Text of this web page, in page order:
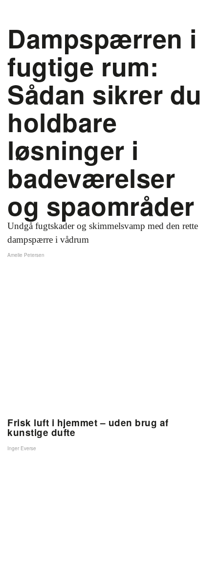
Dampspærren i
fugtige rum:
Sådan sikrer du
holdbare
løsninger i
badeværelser
og spaområder
Undgå fugtskader og skimmelsvamp med den rette
dampspærre i vådrum
Amelie Petersen
Frisk luft i hjemmet – uden brug af
kunstige dufte
Inger Everse